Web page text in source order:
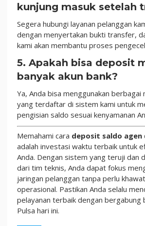
kunjung masuk setelah
Segera hubungi layanan pelanggan
dengan menyertakan bukti transfer,
kami akan membantu proses
5. Apakah bisa deposit
banyak akun bank?
Ya, Anda bisa menggunakan
yang terdaftar di sistem kami untuk
pengisian saldo sesuai kenyamanan
Memahami cara deposit saldo agen
adalah investasi waktu terbaik untuk
Anda. Dengan sistem yang teruji dan
dari tim teknis, Anda dapat fokus
jaringan pelanggan tanpa perlu
operasional. Pastikan Anda selalu
pelayanan terbaik dengan bergabung
Pulsa hari ini.